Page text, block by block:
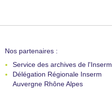
Nos partenaires :
Service des archives de l'Inserm
Délégation Régionale Inserm
Auvergne Rhône Alpes